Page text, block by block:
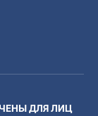
ДЛЯ ЛИЦ